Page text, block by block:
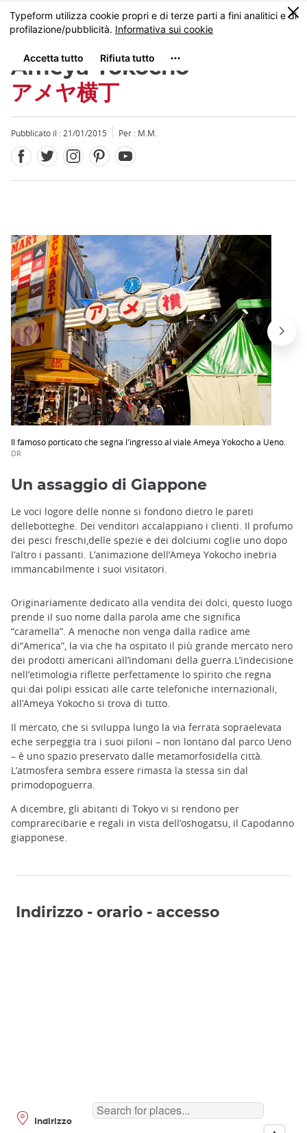
Skip
to
content
MENU
0
Ameya Yokocho
アメヤ横丁
Pubblicato il : 21/01/2015 Per : M.M.
Il famoso porticato che segna l'ingresso al viale Ameya Yokocho a Ueno.
DR
Close
Un assaggio di Giappone
Le voci logore delle nonne si fondono dietro le pareti
dellebotteghe. Dei venditori accalappiano i clienti. Il profumo
dei pesci freschi,delle spezie e dei dolciumi coglie uno dopo
l’altro i passanti. L’animazione dell’Ameya Yokocho inebria
immancabilmente i suoi visitatori.
Originariamente dedicato alla vendita dei dolci, questo luogo
prende il suo nome dalla parola ame che significa
“caramella”. A menoche non venga dalla radice ame
di“America”, la via che ha ospitato il più grande mercato nero
dei prodotti americani all’indomani della guerra.L’indecisione
nell’etimologia riflette perfettamente lo spirito che regna
qui:dai polipi essicati alle carte telefoniche internazionali,
all’Ameya Yokocho si trova di tutto.
Il mercato, che si sviluppa lungo la via ferrata sopraelevata
eche serpeggia tra i suoi piloni – non lontano dal parco Ueno
– è uno spazio preservato dalle metamorfosidella città.
L’atmosfera sembra essere rimasta la stessa sin dal
primodopoguerra.
A dicembre, gli abitanti di Tokyo vi si rendono per
comprarecibarie e regali in vista dell’oshogatsu, il Capodanno
giapponese.
Indirizzo - orario - accesso
Indirizzo